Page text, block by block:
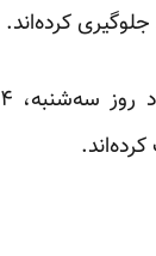
کرده‌اند.
کاوه احمد می‌افزاید نیروهای نظامی کومله زحمتکشان کردستان و حزب کومله کردستان ساعت چهار بامداد روز سه‌شنبه، ۴